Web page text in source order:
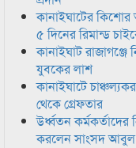
কানাইঘাটের
৫ দিনের রিমান্ড
কানাইঘাট
যুবকের লাশ
কানাইঘাটে
থেকে গ্রেফতার
উর্ধ্বতন কর্মকর্তাদের
করলেন সাংসদ আবুল